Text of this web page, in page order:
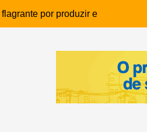
por produzir e
infantil em Eunápolis
morreu após ataque